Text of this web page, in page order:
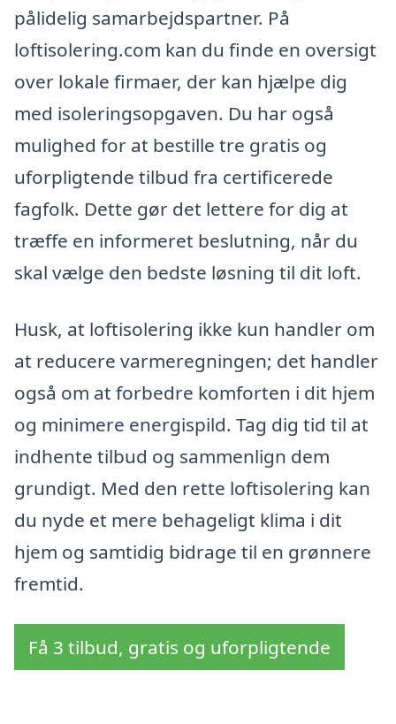
pålidelig samarbejdspartner. På
loftisolering.com kan du finde en oversigt
over lokale firmaer, der kan hjælpe dig
med isoleringsopgaven. Du har også
mulighed for at bestille tre gratis og
uforpligtende tilbud fra certificerede
fagfolk. Dette gør det lettere for dig at
træffe en informeret beslutning, når du
skal vælge den bedste løsning til dit loft.
Husk, at loftisolering ikke kun handler om
at reducere varmeregningen; det handler
også om at forbedre komforten i dit hjem
og minimere energispild. Tag dig tid til at
indhente tilbud og sammenlign dem
grundigt. Med den rette loftisolering kan
du nyde et mere behageligt klima i dit
hjem og samtidig bidrage til en grønnere
fremtid.
Få 3 tilbud, gratis og uforpligtende